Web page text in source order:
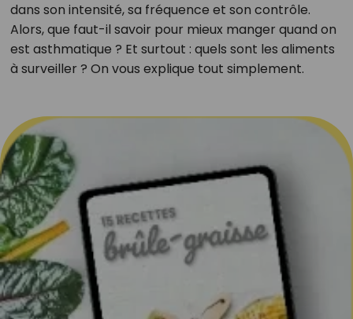
dans son intensité, sa fréquence et son contrôle.
Alors, que faut-il savoir pour mieux manger quand on
est asthmatique ? Et surtout : quels sont les aliments
à surveiller ? On vous explique tout simplement.